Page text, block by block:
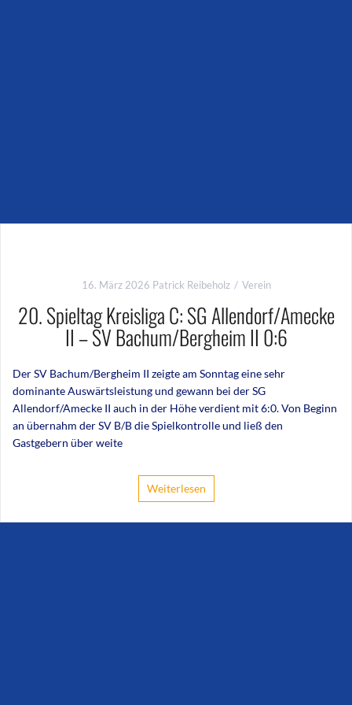
16. März 2026 Patrick Reibeholz Verein
20. Spieltag Kreisliga C: SG Allendorf/Amecke
II – SV Bachum/Bergheim II 0:6
Der SV Bachum/Bergheim II zeigte am Sonntag eine sehr
dominante Auswärtsleistung und gewann bei der SG
Allendorf/Amecke II auch in der Höhe verdient mit 6:0. Von Beginn
an übernahm der SV B/B die Spielkontrolle und ließ den
Gastgebern über weite
Weiterlesen